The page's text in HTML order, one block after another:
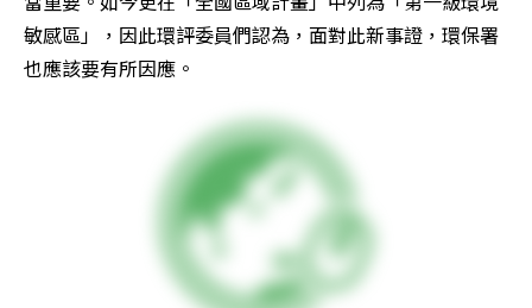
敏感區」，因此環評委員們認為，面對此新事證，環保署
也應該要有所因應。